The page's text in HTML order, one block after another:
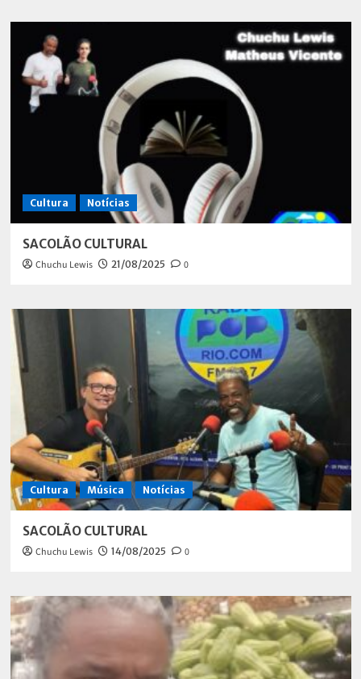
Cultura Notícias
SACOLÃO CULTURAL
Chuchu Lewis 21/08/2025 0
Cultura Música Notícias
SACOLÃO CULTURAL
Chuchu Lewis 14/08/2025 0